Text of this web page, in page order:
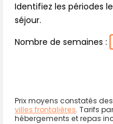
Identifiez les périodes
séjour.
Nombre de semaines :
Prix moyens constatés
villes frontalières. Tarifs
hébergements et repas